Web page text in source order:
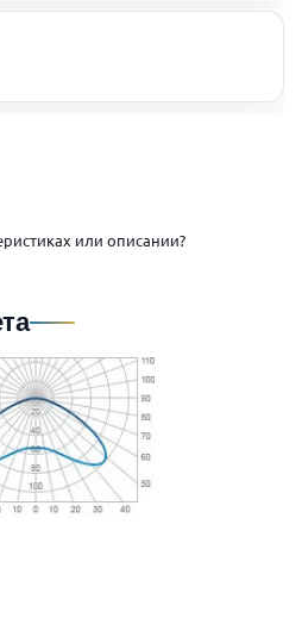
или описании?